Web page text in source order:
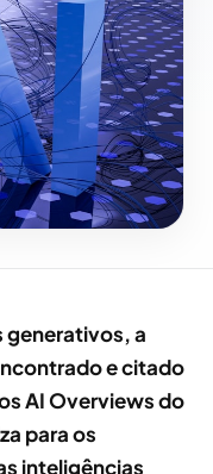
generativos, a
e citado
AI Overviews do
para os
inteligências